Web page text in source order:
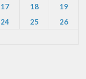
17 18
19
24 25
26